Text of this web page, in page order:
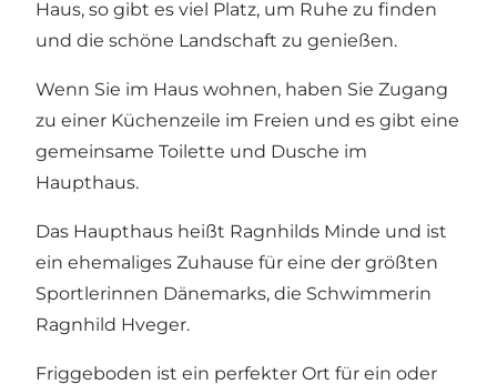
Haus, so gibt es viel Platz, um Ruhe zu finden
und die schöne Landschaft zu genießen.
Wenn Sie im Haus wohnen, haben Sie Zugang
zu einer Küchenzeile im Freien und es gibt eine
gemeinsame Toilette und Dusche im
Haupthaus.
Das Haupthaus heißt Ragnhilds Minde und ist
ein ehemaliges Zuhause für eine der größten
Sportlerinnen Dänemarks, die Schwimmerin
Ragnhild Hveger.
Friggeboden ist ein perfekter Ort für ein oder